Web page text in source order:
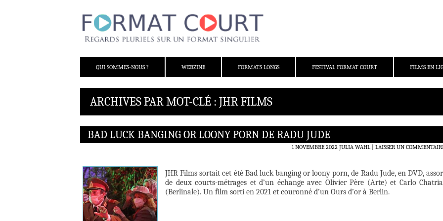
QUI SOMMES-NOUS ?
WEBZINE FORMATS LONGS FESTIVAL FORMAT COURT FILMS EN
ARCHIVES PAR MOT-CLÉ : JHR FILMS
BAD LUCK BANGING OR LOONY PORN DE RADU JUDE
1 NOVEMBRE 2022 JULIA WAHL LAISSER UN
JHR Films sortait cet été Bad luck banging or loony porn, de Radu Jude, en DVD,
de deux courts-métrages et d’un échange avec Olivier Père (Arte) et Carlo
(Berlinale). Un film sorti en 2021 et couronné d’un Ours d’or à Berlin.